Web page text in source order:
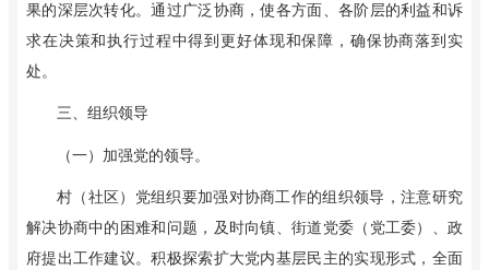
果的深层次转化。通过广泛协商，使各方面、各阶层的利益和诉
求在决策和执行过程中得到更好体现和保障，确保协商落到实
处。
三、组织领导
（一）加强党的领导。
村（社区）党组织要加强对协商工作的组织领导，注意研究
解决协商中的困难和问题，及时向镇、街道党委（党工委）、政
府提出工作建议。积极探索扩大党内基层民主的实现形式，全面